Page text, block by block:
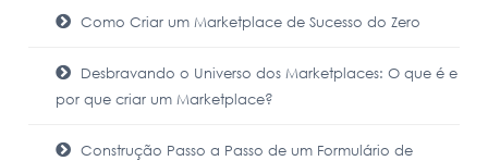
Como Criar um Marketplace de Sucesso do Zero
Desbravando o Universo dos Marketplaces: O que é e
por que criar um Marketplace?
Construção Passo a Passo de um Formulário de